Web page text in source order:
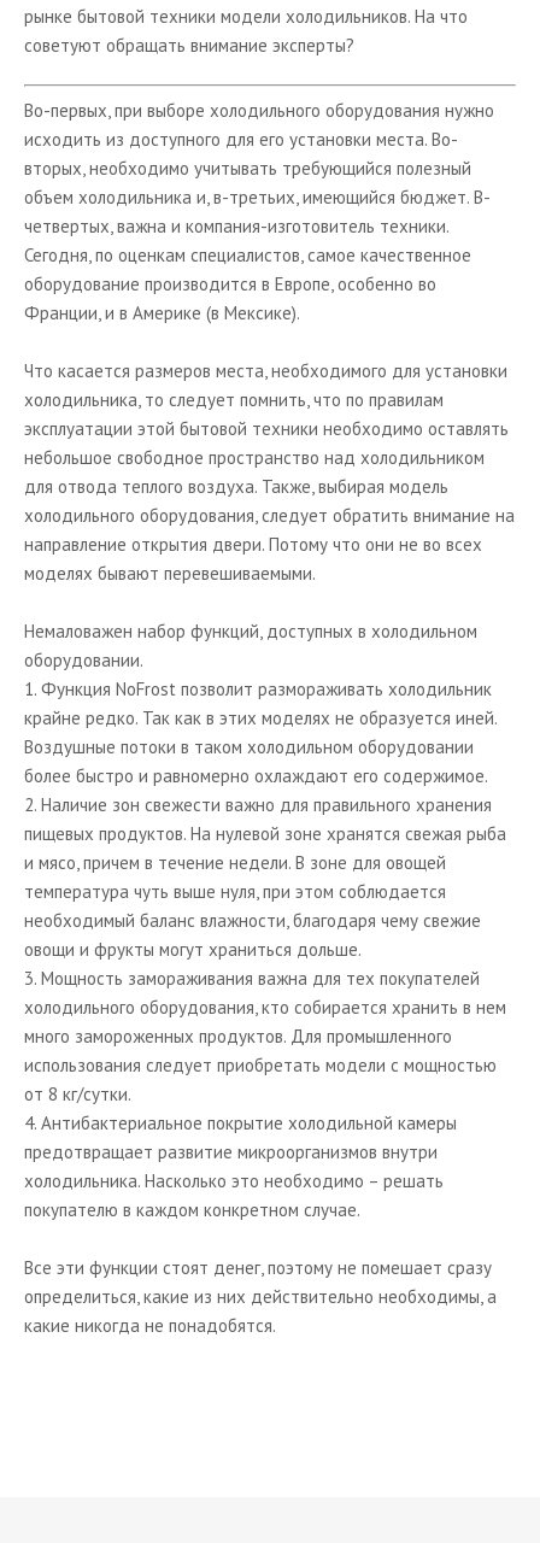
рынке бытовой техники модели холодильников. На что
советуют обращать внимание эксперты?
Во-первых, при выборе холодильного оборудования нужно
исходить из доступного для его установки места. Во-
вторых, необходимо учитывать требующийся полезный
объем холодильника и, в-третьих, имеющийся бюджет. В-
четвертых, важна и компания-изготовитель техники.
Сегодня, по оценкам специалистов, самое качественное
оборудование производится в Европе, особенно во
Франции, и в Америке (в Мексике).
Что касается размеров места, необходимого для установки
холодильника, то следует помнить, что по правилам
эксплуатации этой бытовой техники необходимо оставлять
небольшое свободное пространство над холодильником
для отвода теплого воздуха. Также, выбирая модель
холодильного оборудования, следует обратить внимание на
направление открытия двери. Потому что они не во всех
моделях бывают перевешиваемыми.
Немаловажен набор функций, доступных в холодильном
оборудовании.
1. Функция NoFrost позволит размораживать холодильник
крайне редко. Так как в этих моделях не образуется иней.
Воздушные потоки в таком холодильном оборудовании
более быстро и равномерно охлаждают его содержимое.
2. Наличие зон свежести важно для правильного хранения
пищевых продуктов. На нулевой зоне хранятся свежая рыба
и мясо, причем в течение недели. В зоне для овощей
температура чуть выше нуля, при этом соблюдается
необходимый баланс влажности, благодаря чему свежие
овощи и фрукты могут храниться дольше.
3. Мощность замораживания важна для тех покупателей
холодильного оборудования, кто собирается хранить в нем
много замороженных продуктов. Для промышленного
использования следует приобретать модели с мощностью
от 8 кг/сутки.
4. Антибактериальное покрытие холодильной камеры
предотвращает развитие микроорганизмов внутри
холодильника. Насколько это необходимо – решать
покупателю в каждом конкретном случае.
Все эти функции стоят денег, поэтому не помешает сразу
определиться, какие из них действительно необходимы, а
какие никогда не понадобятся.